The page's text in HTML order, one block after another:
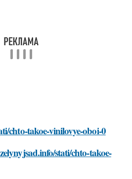
chto-takoe-vinilovye-oboi-0
stati/chto-takoe-